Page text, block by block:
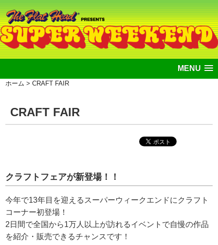
MENU
ホーム > CRAFT FAIR
CRAFT FAIR
クラフトフェアが新登場！！
今年で13年目を迎えるスーパーウィークエンドにクラフト
コーナー初登場！
2日間で全国から1万人以上が訪れるイベントで自慢の作品
を紹介・販売できるチャンスです！